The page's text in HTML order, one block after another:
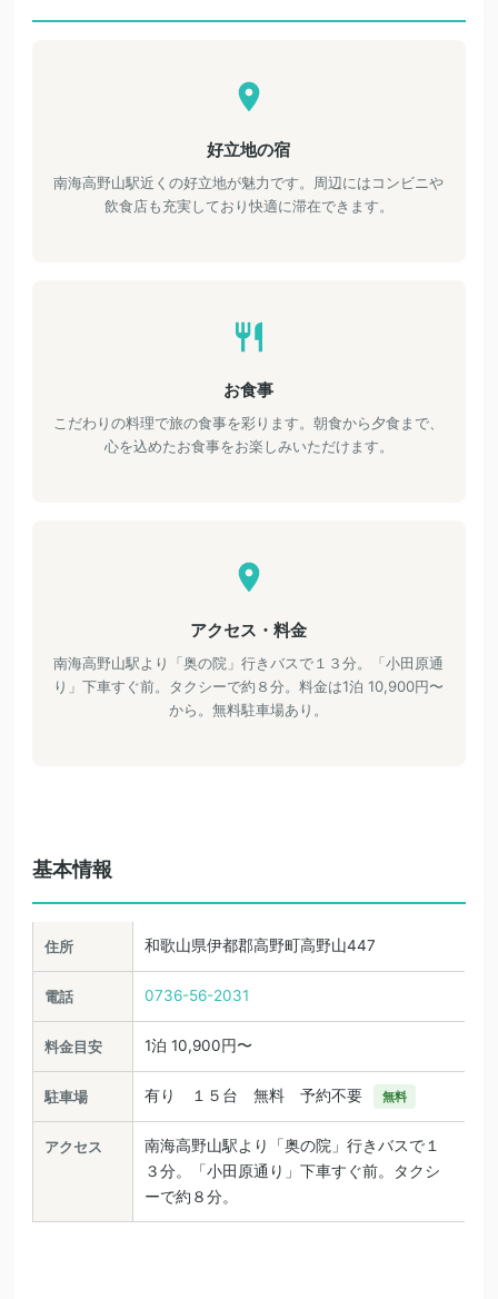
好立地の宿
南海高野山駅近くの好立地が魅力です。周辺にはコンビニや
飲食店も充実しており快適に滞在できます。
お食事
こだわりの料理で旅の食事を彩ります。朝食から夕食まで、
心を込めたお食事をお楽しみいただけます。
アクセス・料金
南海高野山駅より「奥の院」行きバスで１３分。「小田原通
り」下車すぐ前。タクシーで約８分。料金は1泊 10,900円〜
から。無料駐車場あり。
基本情報
住所 和歌山県伊都郡高野町高野山447
電話 0736-56-2031
料金目安 1泊 10,900円〜
駐車場 有り １５台 無料 予約不要 無料
アクセス
南海高野山駅より「奥の院」行きバスで１
３分。「小田原通り」下車すぐ前。タクシ
ーで約８分。